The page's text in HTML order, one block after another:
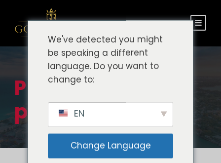
Política de
privacidade
We've detected you might
be speaking a different
language. Do you want to
change to:
EN
Change Language